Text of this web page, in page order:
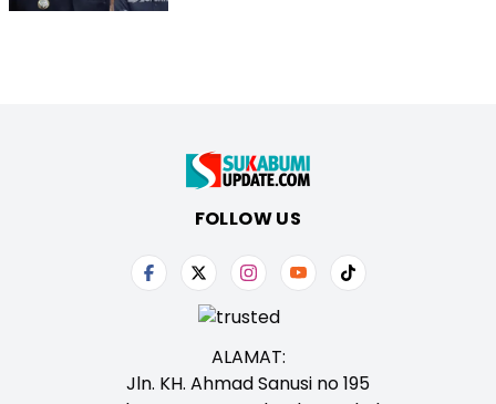
FOLLOW US
ALAMAT:
Jln. KH. Ahmad Sanusi no 195